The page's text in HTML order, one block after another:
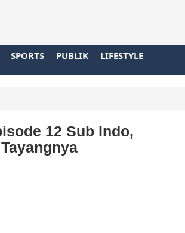
SPORTS PUBLIK LIFESTYLE
12 Sub Indo,